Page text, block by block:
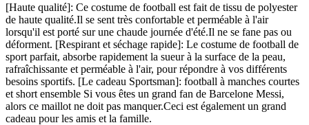
[Haute qualité]: Ce costume de football est fait de tissu de polyester
de haute qualité.Il se sent très confortable et perméable à l'air
lorsqu'il est porté sur une chaude journée d'été.Il ne se fane pas ou
déforment. [Respirant et séchage rapide]: Le costume de football de
sport parfait, absorbe rapidement la sueur à la surface de la peau,
rafraîchissante et perméable à l'air, pour répondre à vos différents
besoins sportifs. [Le cadeau Sportsman]: football à manches courtes
et short ensemble Si vous êtes un grand fan de Barcelone Messi,
alors ce maillot ne doit pas manquer.Ceci est également un grand
cadeau pour les amis et la famille.